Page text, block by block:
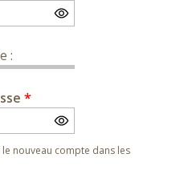
:
*
nouveau compte dans les